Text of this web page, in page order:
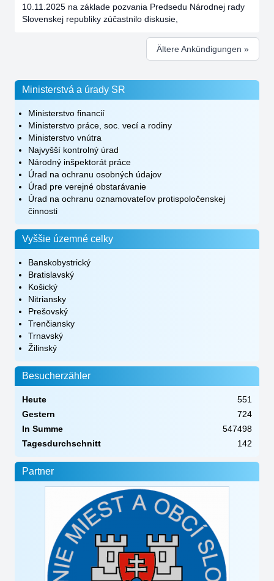
Ministerstvá a úrady SR
Ministerstvo financií
Ministerstvo práce, soc. vecí a rodiny
Ministerstvo vnútra
Najvyšší kontrolný úrad
Národný inšpektorát práce
Úrad na ochranu osobných údajov
Úrad pre verejné obstarávanie
Úrad na ochranu oznamovateľov protispoločenskej
činnosti
Vyššie územné celky
Banskobystrický
Bratislavský
Košický
Nitriansky
Prešovský
Trenčiansky
Trnavský
Žilinský
Besucherzähler
Heute
551
Gestern
724
In Summe
547498
Tagesdurchschnitt
142
10.11.2025 na základe pozvania Predsedu Národnej rady
Slovenskej republiky zúčastnilo diskusie,
Ältere Ankündigungen »
Partner